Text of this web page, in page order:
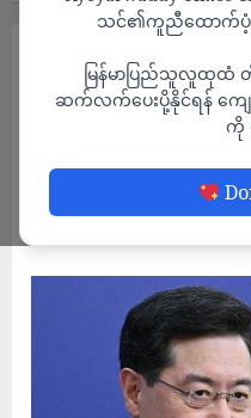
သင်၏ကူညီထောက်ပံ့
မြန်မာပြည်သူလူထုထံ
ဆက်လက်ပေးပို့နိုင်ရန် ကျေး
ကို
နိုင်ငံတကာ သတင်း
ကျင်းဂေါင် တရုတ်နိုင်
ဖယ်ရှားခံရပြီး ဝမ်ယိ
ပြန်ဖြစ်လာ
ADMIN JULY 26, 2023